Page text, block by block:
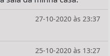
27-10-2020 às 23:37
25-10-2020 às 13:27